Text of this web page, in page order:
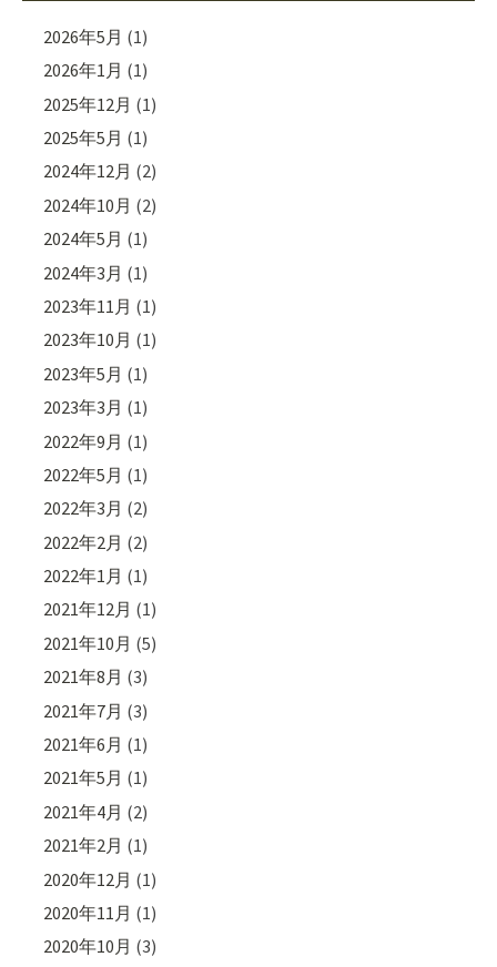
2026年5月 (1)
2026年1月 (1)
2025年12月 (1)
2025年5月 (1)
2024年12月 (2)
2024年10月 (2)
2024年5月 (1)
2024年3月 (1)
2023年11月 (1)
2023年10月 (1)
2023年5月 (1)
2023年3月 (1)
2022年9月 (1)
2022年5月 (1)
2022年3月 (2)
2022年2月 (2)
2022年1月 (1)
2021年12月 (1)
2021年10月 (5)
2021年8月 (3)
2021年7月 (3)
2021年6月 (1)
2021年5月 (1)
2021年4月 (2)
2021年2月 (1)
2020年12月 (1)
2020年11月 (1)
2020年10月 (3)